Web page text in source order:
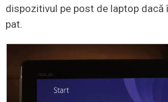
dispozitivul pe post de laptop dacă
pat.